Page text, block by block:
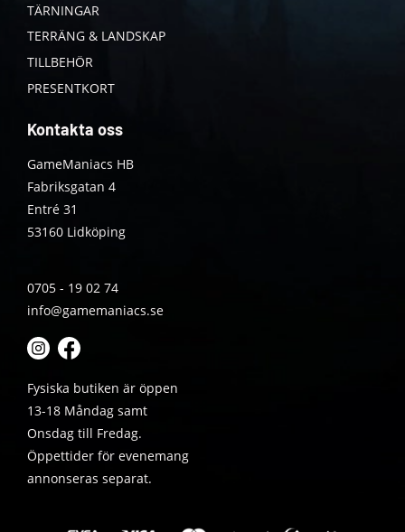
TÄRNINGAR
TERRÄNG & LANDSKAP
TILLBEHÖR
PRESENTKORT
Kontakta oss
GameManiacs HB
Fabriksgatan 4
Entré 31
53160 Lidköping
0705 - 19 02 74
info@gamemaniacs.se
Fysiska butiken är öppen
13-18 Måndag samt
Onsdag till Fredag.
Öppettider för evenemang
annonseras separat.